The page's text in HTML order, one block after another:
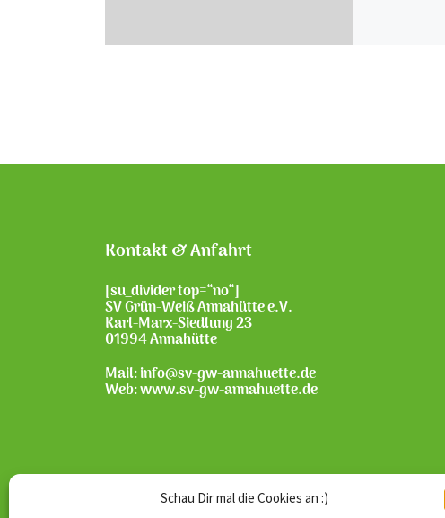
Schau Dir mal die Cookies an :)
Kontakt & Anfahrt
[su_divider top=“no“]
SV Grün-Weiß Annahütte e.V.
Karl-Marx-Siedlung 23
01994 Annahütte
Mail: info@sv-gw-annahuette.de
Web:www.sv-gw-annahuette.de